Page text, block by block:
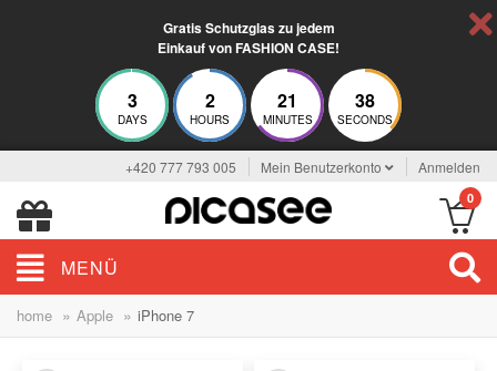
Gratis Schutzglas zu jedem
Einkauf von FASHION CASE!
3
DAYS
2
HOURS
21
MINUTES
38
SECONDS
+420 777 793 005 Mein Benutzerkonto Anmelden
0
MENÜ
home » Apple » iPhone 7